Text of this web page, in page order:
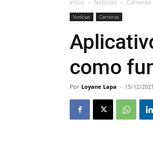
Início Notícias Carreiras
Notícias Carreiras
como
Por Loyane Lapa - 15/12/2021